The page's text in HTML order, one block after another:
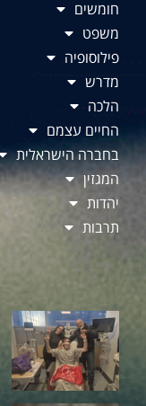
חומשים
משפט
פילוסופיה
מדרש
הלכה
החיים עצמם
בחברה הישראלית
המגזין
יהדות
תרבות